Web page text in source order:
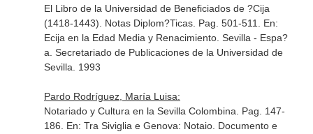
El Libro de la Universidad de Beneficiados de ?Cija
(1418-1443). Notas Diplom?Ticas. Pag. 501-511. En:
Ecija en la Edad Media y Renacimiento. Sevilla - Espa?
a. Secretariado de Publicaciones de la Universidad de
Sevilla. 1993
Pardo Rodríguez, María Luisa:
Notariado y Cultura en la Sevilla Colombina. Pag. 147-
186. En: Tra Siviglia e Genova: Notaio. Documento e